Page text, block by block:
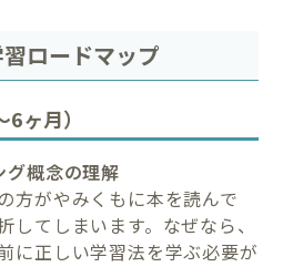
ロードマップ
ヶ月）
グ概念の理解
方がやみくもに本を読んで
してしまいます。なぜなら、
に正しい学習法を学ぶ必要が